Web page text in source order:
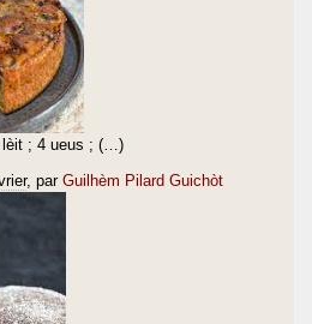
lèit ; 4 ueus ; (…)
, par Guilhèm Pilard Guichòt